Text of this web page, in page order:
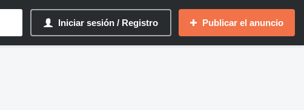
Iniciar sesión / Registro Publicar el anuncio